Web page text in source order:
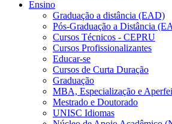
Ensino
Graduação a distância (EAD)
Pós-Graduação a Distância
Cursos Técnicos - CEPRU
Cursos Profissionalizantes
Educar-se
Cursos de Curta Duração
Graduação
MBA, Especialização e
Mestrado e Doutorado
UNISC Idiomas